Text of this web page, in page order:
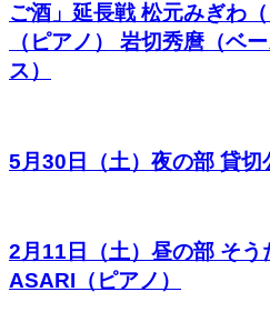
ご酒」延長戦 松元みぎわ
（ピアノ） 岩切秀麿（ベ
ス）
5月30日（土）夜の部 貸切
2月11日（土）昼の部 そう
ASARI（ピアノ）